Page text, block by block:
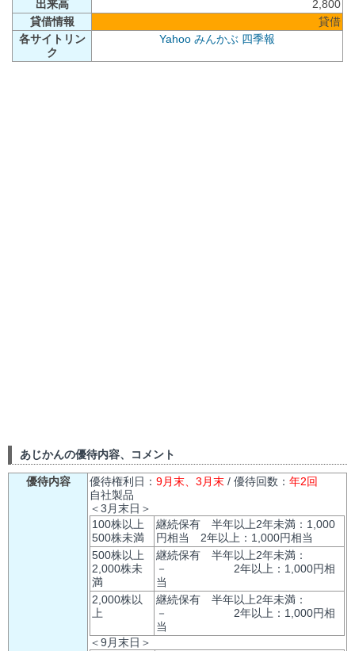
出来高
2,800
貸借情報
貸借
各サイトリン
ク
Yahoo みんかぶ 四季報
あじかんの優待内容、コメント
優待内容 優待権利日： 9月末、3月末 / 優待回数： 年2回
自社製品
＜3月末日＞
100株以上
500株未満
継続保有 半年以上2年未満：1,000
円相当 2年以上：1,000円相当
500株以上
2,000株未
満
継続保有 半年以上2年未満：
－ 2年以上：1,000円相
当
2,000株以
上
継続保有 半年以上2年未満：
－ 2年以上：1,000円相
当
＜9月末日＞